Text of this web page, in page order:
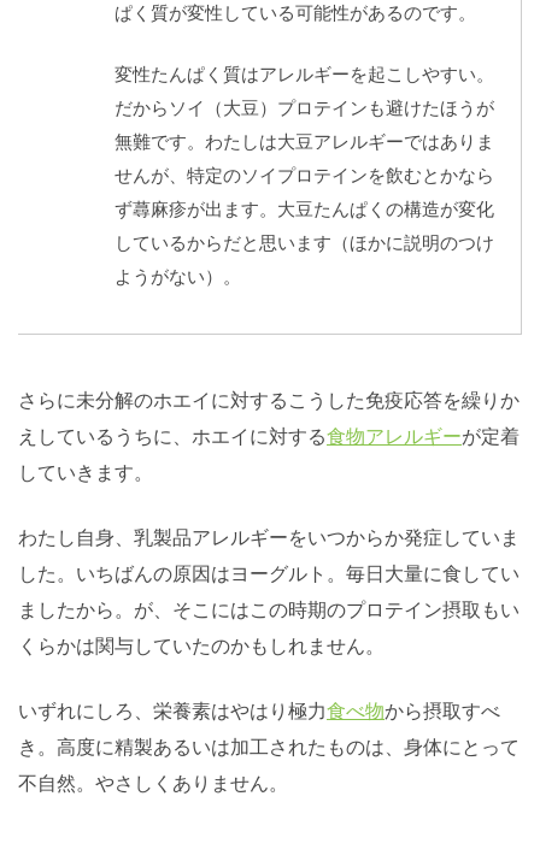
ぱく質が変性している可能性があるのです。
変性たんぱく質はアレルギーを起こしやすい。
だからソイ（大豆）プロテインも避けたほうが
無難です。わたしは大豆アレルギーではありま
せんが、特定のソイプロテインを飲むとかなら
ず蕁麻疹が出ます。大豆たんぱくの構造が変化
しているからだと思います（ほかに説明のつけ
ようがない）。
さらに未分解のホエイに対するこうした免疫応答を繰りか
えしているうちに、ホエイに対する食物アレルギーが定着
していきます。
わたし自身、乳製品アレルギーをいつからか発症していま
した。いちばんの原因はヨーグルト。毎日大量に食してい
ましたから。が、そこにはこの時期のプロテイン摂取もい
くらかは関与していたのかもしれません。
いずれにしろ、栄養素はやはり極力食べ物から摂取すべ
き。高度に精製あるいは加工されたものは、身体にとって
不自然。やさしくありません。